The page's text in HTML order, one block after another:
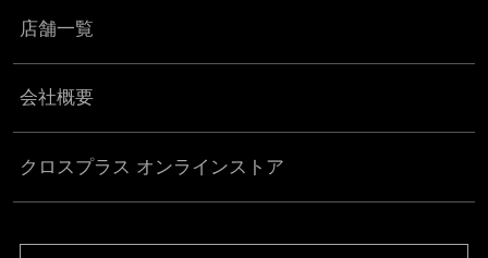
店舗一覧
会社概要
クロスプラス オンラインストア